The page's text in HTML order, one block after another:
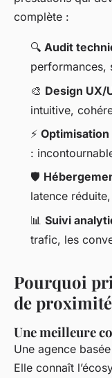
complète :
🔍 Audit
performances,
🎨 Design UX/
intuitive,
⚡
:
🛡️
latence
📊 Suivi
trafic, les
Pourquoi
de
Une meilleure
Une agence
Elle connaît